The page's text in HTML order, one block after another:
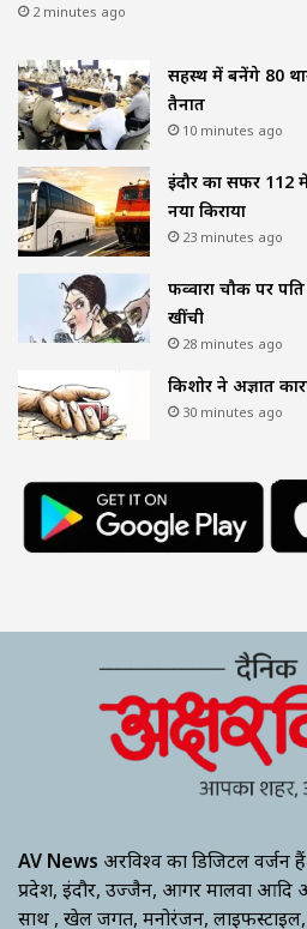
2 minutes ago
सिंहस्थ में बनेंगे 80
तैनात
10 minutes ago
इंदौर का सफर 112
नया किराया
23 minutes ago
फव्वारा चौक पर
खींची
28 minutes ago
किशोर ने अज्ञात
30 minutes ago
AV News अक्षरविश्व का डिजिटल
प्रदेश, इंदौर, उज्जैन, आगर मालवा आदि
साथ , खेल जगत, मनोरंजन,